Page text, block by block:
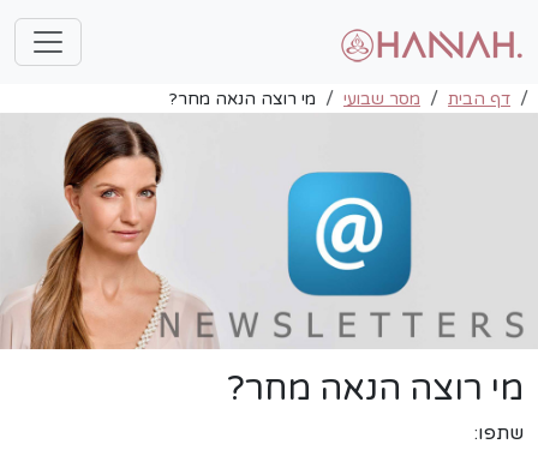
דף הבית מסר שבועי מי רוצה הנאה מחר?
מי רוצה הנאה מחר?
שתפו: